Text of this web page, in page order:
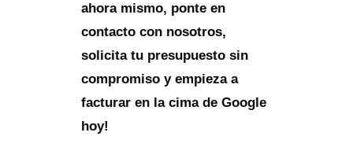
ahora mismo, ponte en
contacto con nosotros,
solicita tu presupuesto sin
compromiso y empieza a
facturar en la cima de Google
hoy!